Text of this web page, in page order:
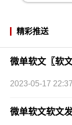
精彩推送
微单软文〖软
2023-05-17
微单软文软文